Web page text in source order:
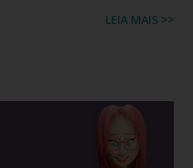
ou seja, durante o processo
sendo assim o chinelo pode
é simples, se você
ano passado você verá que
LEIA MAIS >>